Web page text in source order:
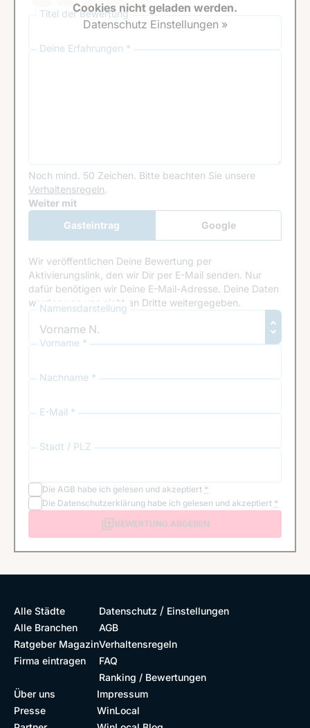
Titel der Bewertung
Deine Erfahrungen *
Noch mind. 50 Zeichen. Bitte beachten Sie unsere
Verhaltensregeln.
Google Recaptcha
Weiter mit
Gasteintrag
Google
Anmeldung
Wir veröffentlichen Deine Bewertung per
Aktivierungslink, den wir Dir per E-Mail senden. Nur
dafür benötigen wir Deine E-Mail-Adresse. Deine Daten
werden von uns nicht an Dritte weitergegeben.
Namensdarstellung
Vorname *
Nachname *
E-Mail *
Stadt / PLZ
Die AGB habe ich gelesen und akzeptiert *
Die Datenschutzerklärung habe ich gelesen und akzeptiert *
BEWERTUNG ABGEBEN
Cookies nicht geladen werden.
Datenschutz Einstellungen »
Alle Städte
Alle Branchen
Ratgeber Magazin
Firma eintragen
Datenschutz / Einstellungen
AGB
Verhaltensregeln
FAQ
Ranking / Bewertungen
Über uns
Presse
Impressum
WinLocal